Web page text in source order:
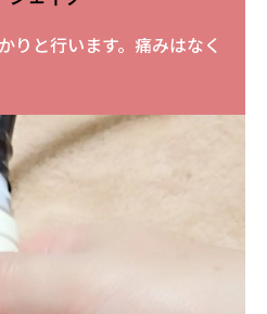
りと行います。痛みはなく